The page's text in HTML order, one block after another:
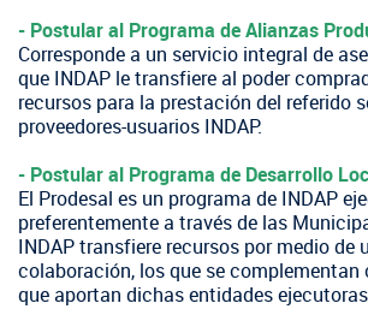
- Postular al Programa de Alianzas
Corresponde a un servicio integral de
que INDAP le transfiere al poder
recursos para la prestación del referido
proveedores-usuarios INDAP.
- Postular al Programa de Desarrollo
El Prodesal es un programa de INDAP
preferentemente a través de las
INDAP transfiere recursos por medio de
colaboración, los que se complementan
que aportan dichas entidades